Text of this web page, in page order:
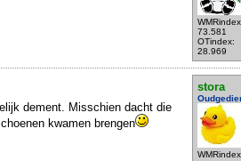
73.581
OTindex:
28.969
stora
dement. Misschien dacht die
kwamen brengen